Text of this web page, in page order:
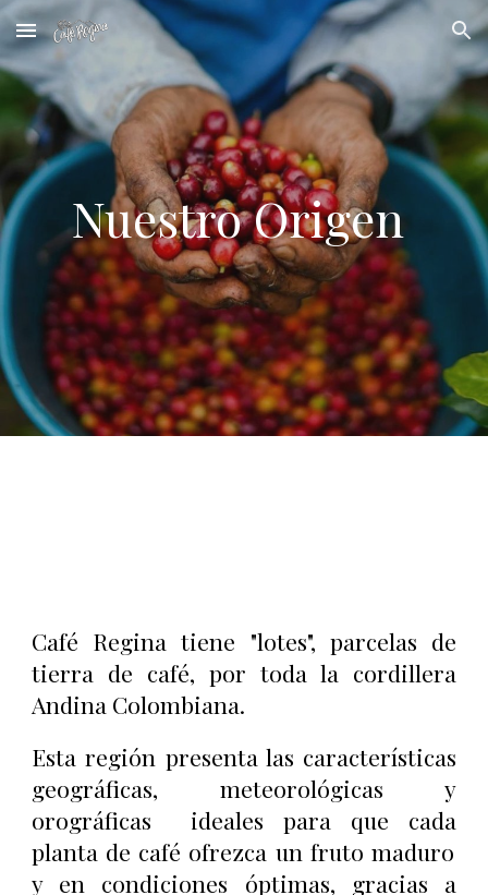
Skip to main content Skip to navigation
Nuestro Origen
Café Regina tiene "lotes", parcelas de
tierra de café, por toda la cordillera
Andina Colombiana.
Esta región presenta las características
geográficas, meteorológicas y
orográficas ideales para que cada
planta de café ofrezca un fruto maduro
y en condiciones óptimas, gracias a